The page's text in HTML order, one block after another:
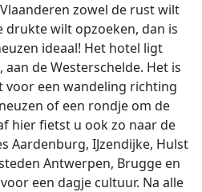
zowel de rust wilt
drukte wilt opzoeken, dan is
ideaal! Het hotel ligt
de Westerschelde. Het is
een wandeling richting
of een rondje om de
hier fietst u ook zo naar de
Aardenburg, IJzendijke, Hulst
Antwerpen, Brugge en
een dagje cultuur. Na alle